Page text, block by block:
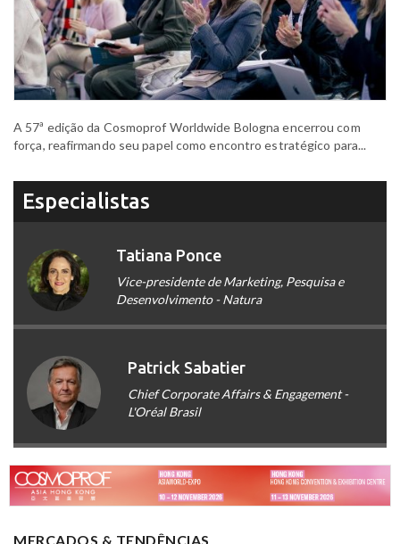
A 57ª edição da Cosmoprof Worldwide Bologna encerrou com
força, reafirmando seu papel como encontro estratégico para...
Especialistas
Tatiana Ponce
Vice-presidente de Marketing, Pesquisa e
Desenvolvimento - Natura
Patrick Sabatier
Chief Corporate Affairs & Engagement -
L'Oréal Brasil
MERCADOS & TENDÊNCIAS